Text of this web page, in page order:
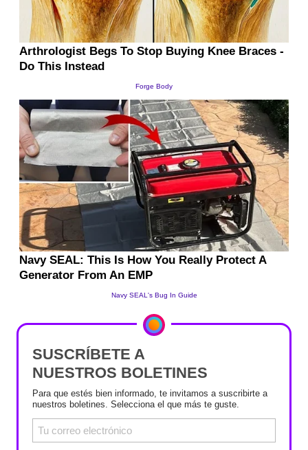
SUSCRÍBETE A
NUESTROS BOLETINES
Para que estés bien informado, te invitamos a suscribirte a
nuestros boletines. Selecciona el que más te guste.